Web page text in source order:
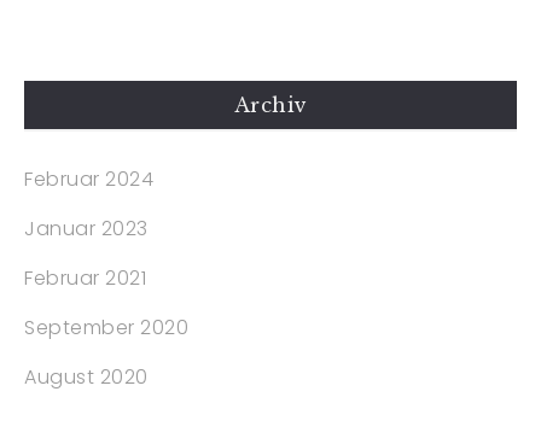
Archiv
Februar 2024
Januar 2023
Februar 2021
September 2020
August 2020